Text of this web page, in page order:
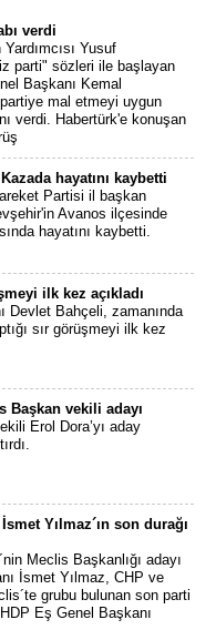
verdi
Yusuf
parti" sözleri ile başlayan
Başkanı Kemal
partiye mal etmeyi uygun
verdi. Habertürk'e konuşan
hayatını kaybetti
Partisi il başkan
Avanos ilçesinde
hayatını kaybetti.
ilk kez açıkladı
Devlet Bahçeli, zamanında
sır görüşmeyi ilk kez
Başkan vekili adayı
Erol Dora’yı aday
Yılmaz´ın son durağı
Meclis Başkanlığı adayı
İsmet Yılmaz, CHP ve
grubu bulunan son parti
Eş Genel Başkanı